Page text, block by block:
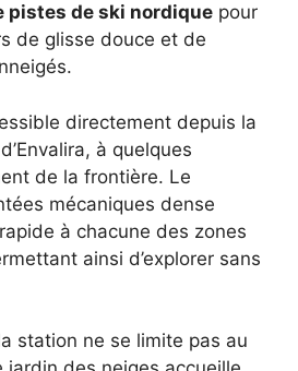
pistes de ski nordique pour
de glisse douce et de
directement depuis la
à quelques
de la frontière. Le
mécaniques dense
à chacune des zones
ainsi d’explorer sans
station ne se limite pas au